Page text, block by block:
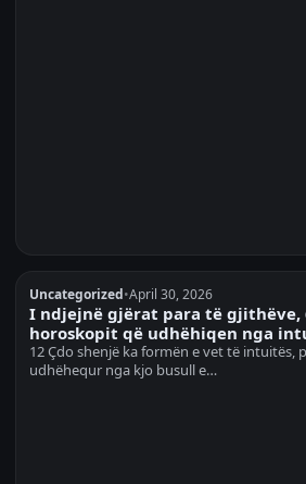
Uncategorized•April 30, 2026
I ndjejnë gjërat para të gjithëve,
horoskopit që udhëhiqen nga
12 Çdo shenjë ka formën e vet të intuitës,
udhëhequr nga kjo busull e…